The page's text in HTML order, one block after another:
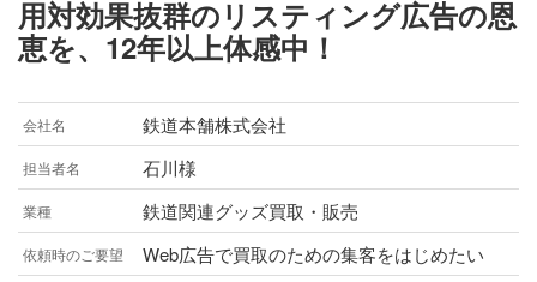
用対効果抜群のリスティング広告の恩
恵を、12年以上体感中！
会社名 鉄道本舗株式会社
担当者名 石川様
業種 鉄道関連グッズ買取・販売
依頼時のご要望 Web広告で買取のための集客をはじめたい